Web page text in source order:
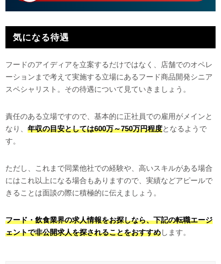
気になる待遇
フードのアイディアを立案するだけではなく、店舗でのオペレ
ーションまで考えて実施する立場にあるフード商品開発シニア
スペシャリスト。その待遇について見ていきましょう。
責任のある立場ですので、基本的に正社員での雇用がメインと
なり、年収の目安としては600万～750万円程度となるようで
す。
ただし、これまで同業他社での経験や、高いスキルがある場合
にはこれ以上になる場合もありますので、実績などアピールで
きることは面談の際に積極的に伝えましょう。
フード・飲食業界の求人情報をお探しなら、下記の転職エージ
ェントで非公開求人を探されることをおすすめします。